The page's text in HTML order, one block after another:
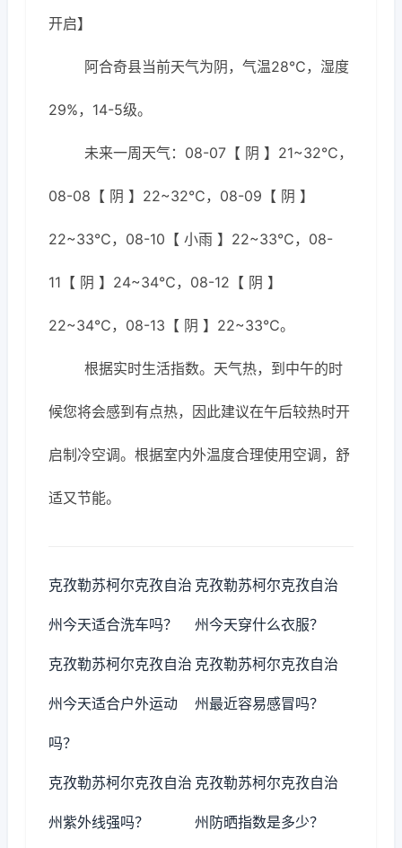
开启】
阿合奇县当前天气为阴，气温28℃，湿度
29%，14-5级。
未来一周天气：08-07【 阴 】21~32℃，
08-08【 阴 】22~32℃，08-09【 阴 】
22~33℃，08-10【 小雨 】22~33℃，08-
11【 阴 】24~34℃，08-12【 阴 】
22~34℃，08-13【 阴 】22~33℃。
根据实时生活指数。天气热，到中午的时
候您将会感到有点热，因此建议在午后较热时开
启制冷空调。根据室内外温度合理使用空调，舒
适又节能。
克孜勒苏柯尔克孜自治
州今天适合洗车吗？
克孜勒苏柯尔克孜自治
州今天穿什么衣服？
克孜勒苏柯尔克孜自治
州今天适合户外运动
吗？
克孜勒苏柯尔克孜自治
州最近容易感冒吗？
克孜勒苏柯尔克孜自治
州紫外线强吗？
克孜勒苏柯尔克孜自治
州防晒指数是多少？